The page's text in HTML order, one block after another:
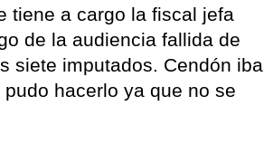
tiene a cargo la fiscal jefa
de la audiencia fallida de
siete imputados. Cendón iba
hacerlo ya que no se